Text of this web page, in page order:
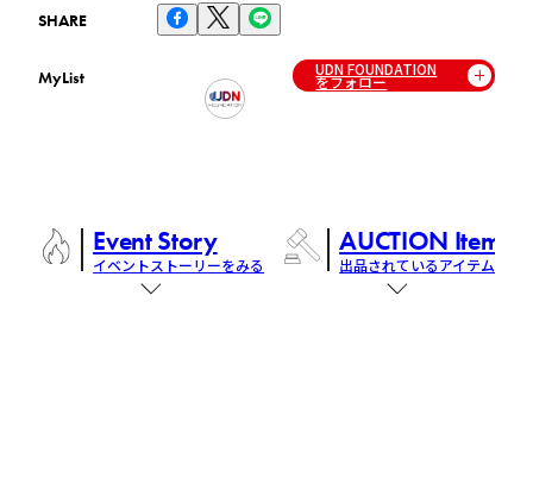
SHARE
MyList UDN FOUNDATION
をフォロー
Event Story
イベントストーリーをみる
AUCTION Items
出品されているアイテム